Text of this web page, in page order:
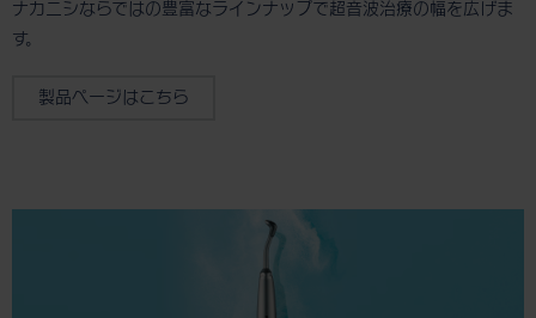
ナカニシならではの豊富なラインナップで超音波治療の幅を広げま
す。
製品ページはこちら